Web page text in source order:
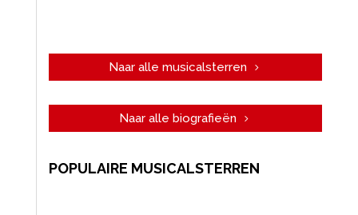
Naar alle musicalsterren
Naar alle biografieën
POPULAIRE MUSICALSTERREN